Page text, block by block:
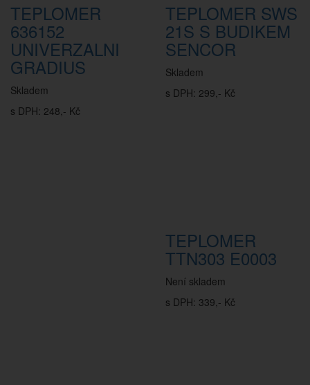
TEPLOMER
636152
UNIVERZALNI
GRADIUS
Skladem
s DPH: 248,- Kč
TEPLOMER SWS
21S S BUDIKEM
SENCOR
Skladem
s DPH: 299,- Kč
TEPLOMER
TTN303 E0003
Není skladem
s DPH: 339,- Kč